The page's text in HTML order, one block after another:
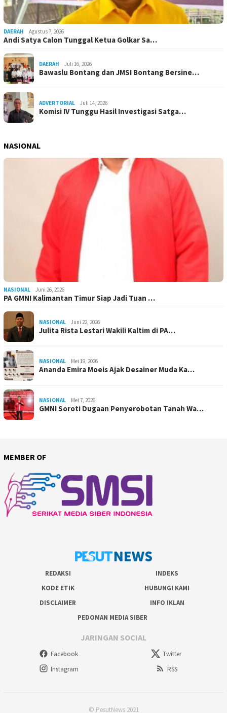
DAERAH Agustus 7, 2026
Andi Satya Calon Tunggal Ketua Golkar Sa…
DAERAH Juli 16, 2026
Bawaslu Bontang dan JMSI Bontang Bersine…
ADVERTORIAL Juli 14, 2026
Komisi IV Tunggu Hasil Investigasi Satga…
NASIONAL
NASIONAL Juni 26, 2026
PA GMNI Kalimantan Timur Siap Jadi Tuan …
NASIONAL Juni 22, 2026
Julita Rista Lestari Wakili Kaltim di PA…
NASIONAL Mei 19, 2026
Ananda Emira Moeis Ajak Desainer Muda Ka…
NASIONAL Mei 7, 2026
GMNI Soroti Dugaan Penyerobotan Tanah Wa…
MEMBER OF
REDAKSI
INDEKS
KODE ETIK
HUBUNGI KAMI
DISCLAIMER
INFO IKLAN
PEDOMAN MEDIA SIBER
JARINGAN SOCIAL
Facebook
Twitter
Instagram
RSS
© PesutNews 2021